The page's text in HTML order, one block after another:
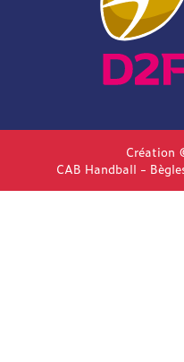
Création
CAB Handball -